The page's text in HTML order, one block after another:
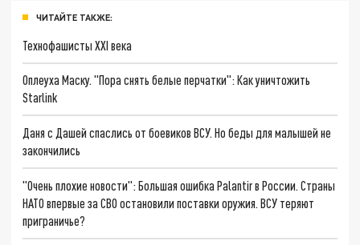
ЧИТАЙТЕ ТАКЖЕ:
Технофашисты XXI века
Оплеуха Маску. "Пора снять белые перчатки": Как уничтожить
Starlink
Даня с Дашей спаслись от боевиков ВСУ. Но беды для малышей не
закончились
"Очень плохие новости": Большая ошибка Palantir в России. Страны
НАТО впервые за СВО остановили поставки оружия. ВСУ теряют
приграничье?